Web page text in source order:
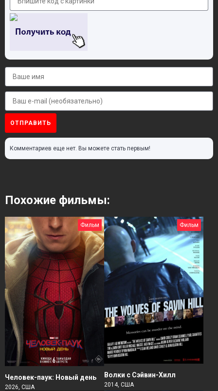
ОТПРАВИТЬ
Комментариев еще нет. Вы можете стать первым!
Похожие фильмы:
Фильм
Человек-паук: Новый день
2026, США
Фильм
Волки с Сэйвин-Хилл
2014, США